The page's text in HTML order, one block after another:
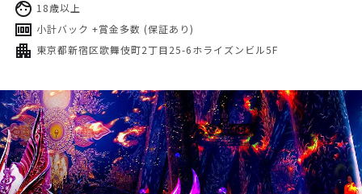
18歳以上
小計バック +賞金多数 (保証あり)
東京都新宿区歌舞伎町2丁目25-6ホライズンビル5F